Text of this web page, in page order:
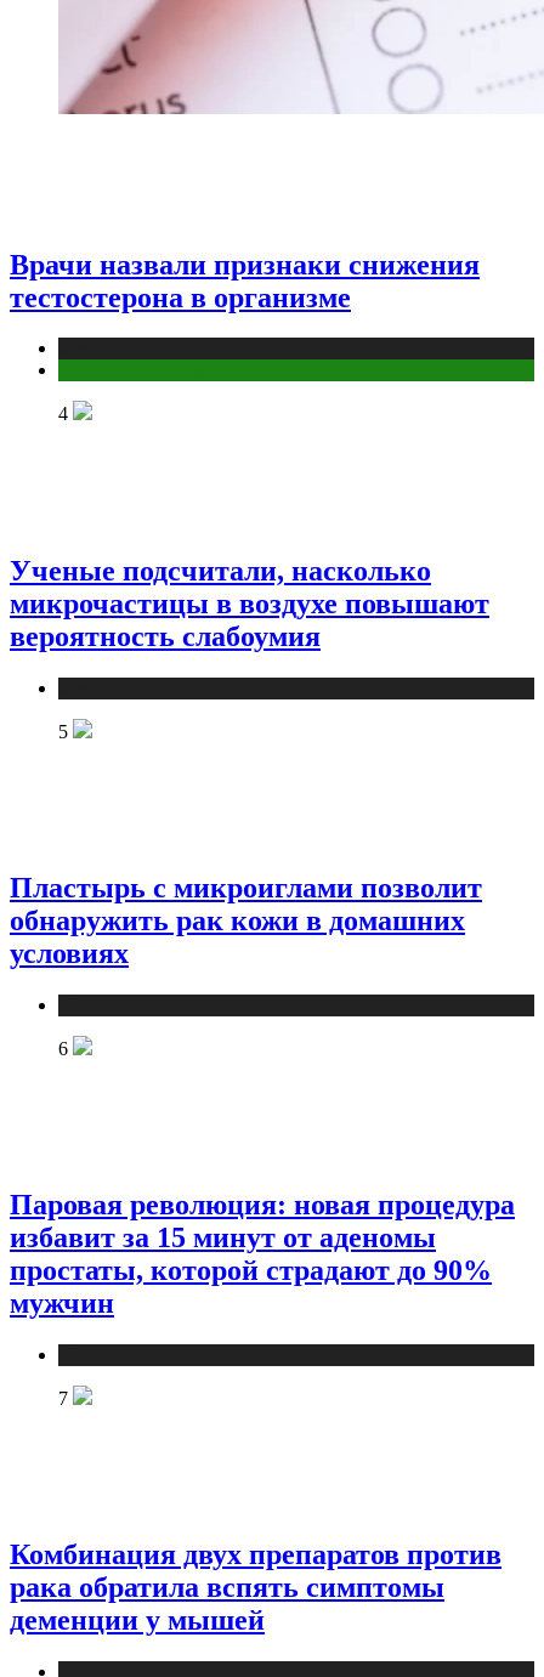
Врачи назвали признаки снижения
тестостерона в организме
4
Ученые подсчитали, насколько
микрочастицы в воздухе повышают
вероятность слабоумия
5
Пластырь с микроиглами позволит
обнаружить рак кожи в домашних
условиях
6
Паровая революция: новая процедура
избавит за 15 минут от аденомы
простаты, которой страдают до 90%
мужчин
7
Комбинация двух препаратов против
рака обратила вспять симптомы
деменции у мышей